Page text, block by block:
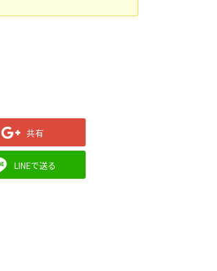
共有
LINEで送る